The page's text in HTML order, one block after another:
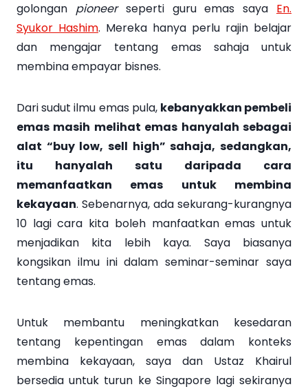
golongan pioneerseperti guru emas saya En.
Syukor Hashim. Mereka hanya perlu rajin belajar
dan mengajar tentang emas sahaja untuk
membina empayar bisnes.
Dari sudut ilmu emas pula, kebanyakkan pembeli
emas masih melihat emas hanyalah sebagai
alat “buy low, sell high” sahaja, sedangkan,
itu hanyalah satu daripada cara
memanfaatkan emas untuk membina
kekayaan. Sebenarnya, ada sekurang-kurangnya
10 lagi cara kita boleh manfaatkan emas untuk
menjadikan kita lebih kaya. Saya biasanya
kongsikan ilmu ini dalam seminar-seminar saya
tentang emas.
Untuk membantu meningkatkan kesedaran
tentang kepentingan emas dalam konteks
membina kekayaan, saya dan Ustaz Khairul
bersedia untuk turun ke Singapore lagi sekiranya